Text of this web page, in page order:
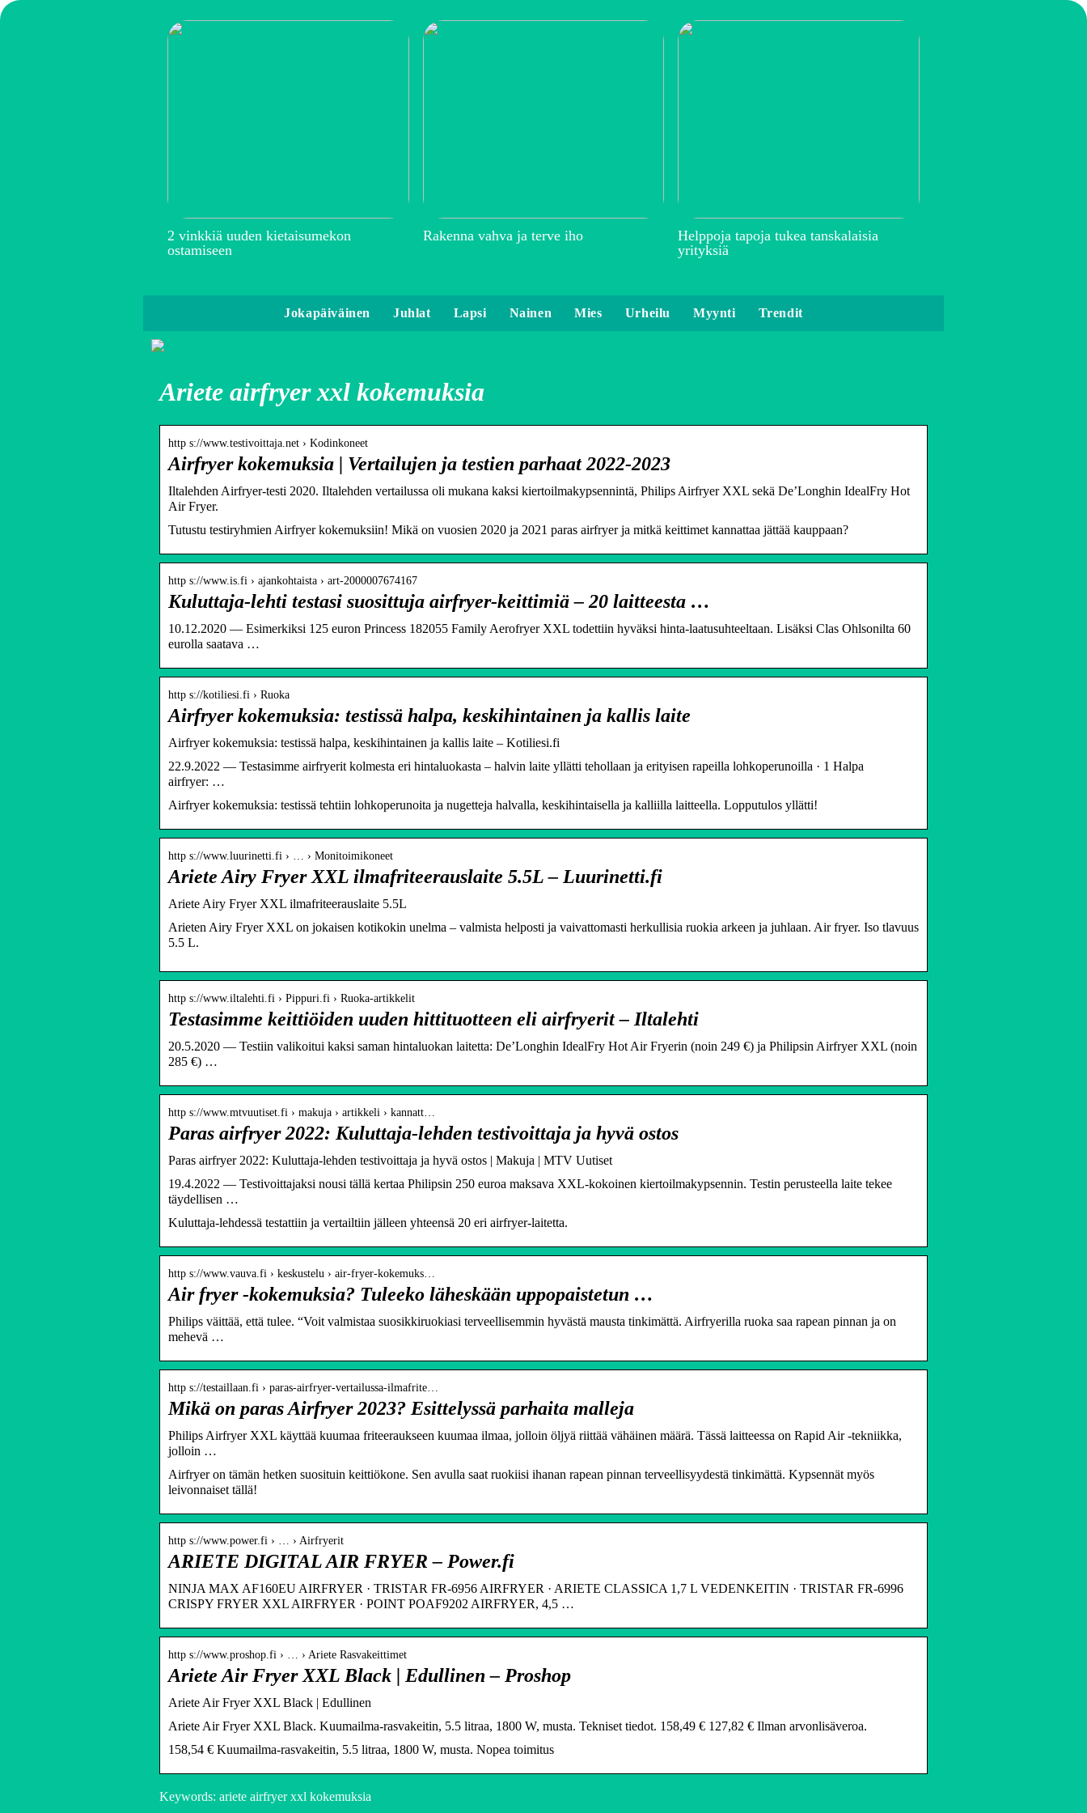
2 vinkkiä uuden kietaisumekon
ostamiseen
Rakenna vahva ja terve iho
Helppoja tapoja tukea tanskalaisia
yrityksiä
Jokapäiväinen Juhlat Lapsi Nainen Mies Urheilu Myynti Trendit
Ariete airfryer xxl kokemuksia
http s://www.testivoittaja.net › Kodinkoneet
Airfryer kokemuksia | Vertailujen ja testien parhaat 2022-2023
Iltalehden Airfryer-testi 2020. Iltalehden vertailussa oli mukana kaksi kiertoilmakypsennintä, Philips Airfryer XXL sekä De’Longhin IdealFry Hot
Air Fryer.
Tutustu testiryhmien Airfryer kokemuksiin! Mikä on vuosien 2020 ja 2021 paras airfryer ja mitkä keittimet kannattaa jättää kauppaan?
http s://www.is.fi › ajankohtaista › art-2000007674167
Kuluttaja-lehti testasi suosittuja airfryer-keittimiä – 20 laitteesta …
10.12.2020 — Esimerkiksi 125 euron Princess 182055 Family Aerofryer XXL todettiin hyväksi hinta-laatusuhteeltaan. Lisäksi Clas Ohlsonilta 60
eurolla saatava …
http s://kotiliesi.fi › Ruoka
Airfryer kokemuksia: testissä halpa, keskihintainen ja kallis laite
Airfryer kokemuksia: testissä halpa, keskihintainen ja kallis laite – Kotiliesi.fi
22.9.2022 — Testasimme airfryerit kolmesta eri hintaluokasta – halvin laite yllätti tehollaan ja erityisen rapeilla lohkoperunoilla · 1 Halpa
airfryer: …
Airfryer kokemuksia: testissä tehtiin lohkoperunoita ja nugetteja halvalla, keskihintaisella ja kalliilla laitteella. Lopputulos yllätti!
http s://www.luurinetti.fi › … › Monitoimikoneet
Ariete Airy Fryer XXL ilmafriteerauslaite 5.5L – Luurinetti.fi
Ariete Airy Fryer XXL ilmafriteerauslaite 5.5L
Arieten Airy Fryer XXL on jokaisen kotikokin unelma – valmista helposti ja vaivattomasti herkullisia ruokia arkeen ja juhlaan. Air fryer. Iso tlavuus
5.5 L.
http s://www.iltalehti.fi › Pippuri.fi › Ruoka-artikkelit
Testasimme keittiöiden uuden hittituotteen eli airfryerit – Iltalehti
20.5.2020 — Testiin valikoitui kaksi saman hintaluokan laitetta: De’Longhin IdealFry Hot Air Fryerin (noin 249 €) ja Philipsin Airfryer XXL (noin
285 €) …
http s://www.mtvuutiset.fi › makuja › artikkeli › kannatt…
Paras airfryer 2022: Kuluttaja-lehden testivoittaja ja hyvä ostos
Paras airfryer 2022: Kuluttaja-lehden testivoittaja ja hyvä ostos | Makuja | MTV Uutiset
19.4.2022 — Testivoittajaksi nousi tällä kertaa Philipsin 250 euroa maksava XXL-kokoinen kiertoilmakypsennin. Testin perusteella laite tekee
täydellisen …
Kuluttaja-lehdessä testattiin ja vertailtiin jälleen yhteensä 20 eri airfryer-laitetta.
http s://www.vauva.fi › keskustelu › air-fryer-kokemuks…
Air fryer -kokemuksia? Tuleeko läheskään uppopaistetun …
Philips väittää, että tulee. “Voit valmistaa suosikkiruokiasi terveellisemmin hyvästä mausta tinkimättä. Airfryerilla ruoka saa rapean pinnan ja on
mehevä …
http s://testaillaan.fi › paras-airfryer-vertailussa-ilmafrite…
Mikä on paras Airfryer 2023? Esittelyssä parhaita malleja
Philips Airfryer XXL käyttää kuumaa friteeraukseen kuumaa ilmaa, jolloin öljyä riittää vähäinen määrä. Tässä laitteessa on Rapid Air -tekniikka,
jolloin …
Airfryer on tämän hetken suosituin keittiökone. Sen avulla saat ruokiisi ihanan rapean pinnan terveellisyydestä tinkimättä. Kypsennät myös
leivonnaiset tällä!
http s://www.power.fi › … › Airfryerit
ARIETE DIGITAL AIR FRYER – Power.fi
NINJA MAX AF160EU AIRFRYER · TRISTAR FR-6956 AIRFRYER · ARIETE CLASSICA 1,7 L VEDENKEITIN · TRISTAR FR-6996
CRISPY FRYER XXL AIRFRYER · POINT POAF9202 AIRFRYER, 4,5 …
http s://www.proshop.fi › … › Ariete Rasvakeittimet
Ariete Air Fryer XXL Black | Edullinen – Proshop
Ariete Air Fryer XXL Black | Edullinen
Ariete Air Fryer XXL Black. Kuumailma-rasvakeitin, 5.5 litraa, 1800 W, musta. Tekniset tiedot. 158,49 € 127,82 € Ilman arvonlisäveroa.
158,54 € Kuumailma-rasvakeitin, 5.5 litraa, 1800 W, musta. Nopea toimitus
Keywords: ariete airfryer xxl kokemuksia